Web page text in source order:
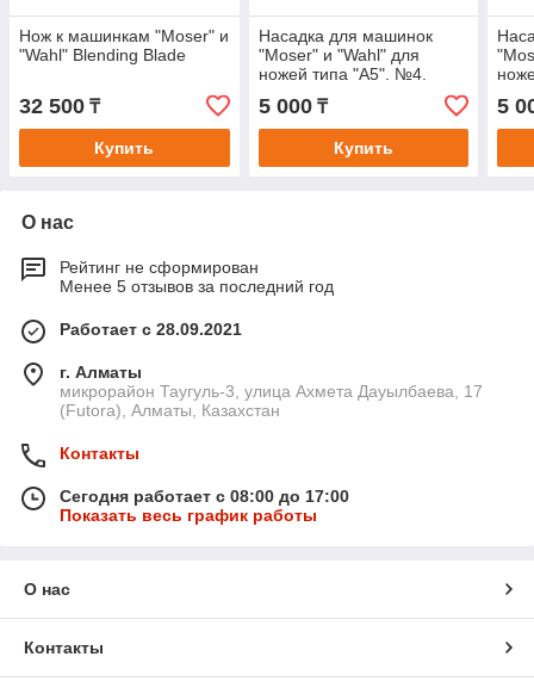
Нож к машинкам "Moser" и
"Wahl" Blending Blade
32 500 ₸
Купить
Насадка для машинок
"Moser" и "Wahl" для
ножей типа "А5". №4.
5 000₸
Купить
5
О нас
Рейтинг не сформирован
Менее 5 отзывов за последний год
Работает с 28.09.2021
г. Алматы
микрорайон Таугуль-3, улица Ахмета Дауылбаева, 17
(Futora), Алматы, Казахстан
Контакты
Сегодня работает с 08:00 до 17:00
Показать весь график работы
О нас
Контакты